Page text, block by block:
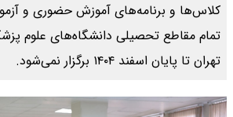
کلاس‌ها و برنامه‌های آموزش حضوری و
تمام مقاطع تحصیلی دانشگاه‌های علوم
تهران تا پایان اسفند ۱۴۰۴ برگزار نمی‌شود.